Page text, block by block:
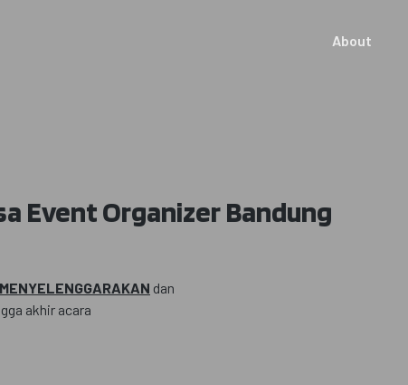
About
Event Organizer Bandung
MENYELENGGARAKAN dan
akhir acara